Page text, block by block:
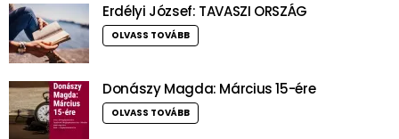
Erdélyi József: TAVASZI ORSZÁG
OLVASS TOVÁBB
Donászy Magda: Március 15-ére
OLVASS TOVÁBB